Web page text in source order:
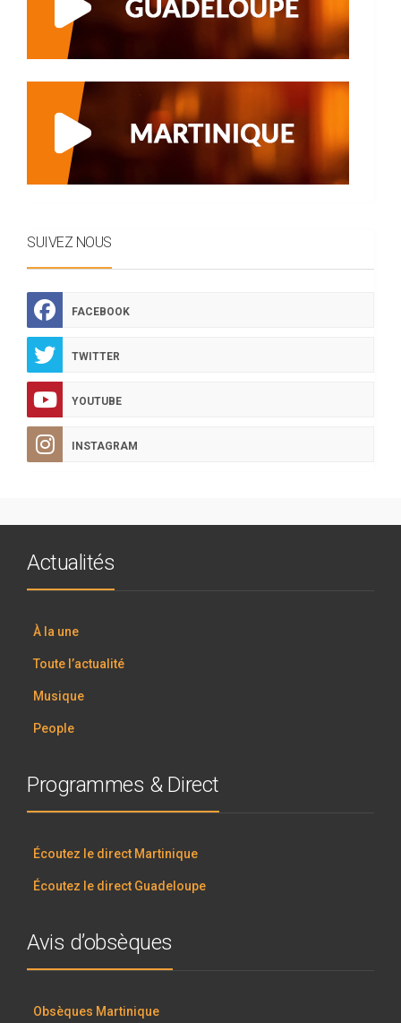
SUIVEZ NOUS
FACEBOOK
TWITTER
YOUTUBE
INSTAGRAM
Actualités
À la une
Toute l’actualité
Musique
People
Programmes & Direct
Écoutez le direct Martinique
Écoutez le direct Guadeloupe
Avis d’obsèques
Obsèques Martinique